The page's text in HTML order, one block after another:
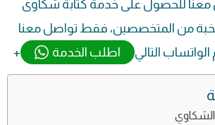
معنا للحصول على خدمة كتابة شكاوى
من المتخصصين، فقط تواصل معنا
التالي
اطلب الخدمة +
الشكاوي